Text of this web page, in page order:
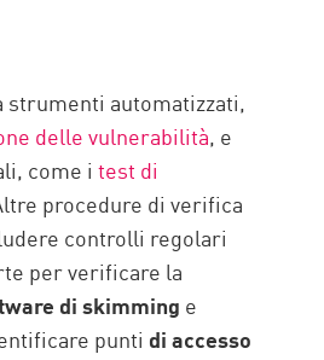
strumenti automatizzati,
delle vulnerabilità, e
come itest di
procedure di verifica
controlli regolari
per verificare la
di skimming e
punti di accesso